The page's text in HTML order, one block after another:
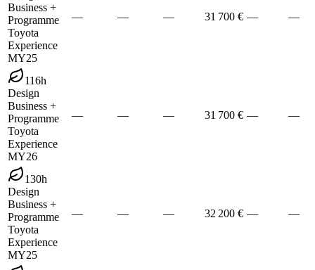
Business +
Programme
Toyota
Experience
MY25
— — — 31 700 € — —
116h
Design
Business +
Programme
Toyota
Experience
MY26
— — — 31 700 € — —
130h
Design
Business +
Programme
Toyota
Experience
MY25
— — — 32 200 € — —